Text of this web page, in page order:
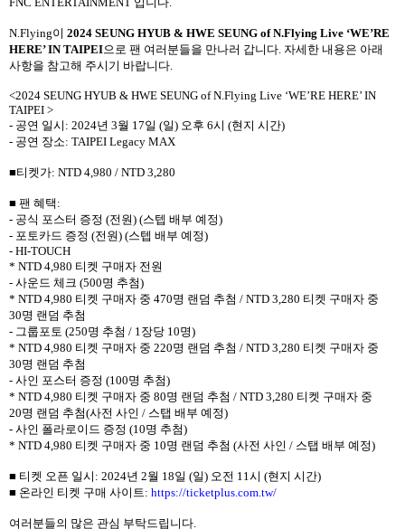
N.Flying이 2024 SEUNG HYUB & HWE SEUNG of N.Flying Live ‘WE’RE
HERE’ IN TAIPEI으로 팬 여러분들을 만나러 갑니다. 자세한 내용은 아래
사항을 참고해 주시기 바랍니다.
<2024 SEUNG HYUB & HWE SEUNG of N.Flying Live ‘WE’RE HERE’ IN
TAIPEI >
- 공연 일시 : 2024년 3월 17일 (일) 오후 6시 (현지 시간)
- 공연 장소: TAIPEI Legacy MAX
■티켓가: NTD 4,980 / NTD 3,280
■ 팬 혜택 :
- 공식 포스터 증정 (전원) (스텝 배부 예정)
- 포토카드 증정 (전원) (스텝 배부 예정)
- HI-TOUCH
* NTD 4,980 티켓 구매자 전원
- 사운드 체크 (500명 추첨)
* NTD 4,980 티켓 구매자 중 470명 랜덤 추첨 / NTD 3,280 티켓 구매자 중
30명 랜덤 추첨
- 그룹포토 (250명 추첨 / 1장당 10명)
* NTD 4,980 티켓 구매자 중 220명 랜덤 추첨 / NTD 3,280 티켓 구매자 중
30명 랜덤 추첨
- 사인 포스터 증정 (100명 추첨)
* NTD 4,980 티켓 구매자 중 80명 랜덤 추첨 / NTD 3,280 티켓 구매자 중
20명 랜덤 추첨(사전 사인 / 스탭 배부 예정)
- 사인 폴라로이드 증정 (10명 추첨)
* NTD 4,980 티켓 구매자 중 10명 랜덤 추첨 (사전 사인 / 스탭 배부 예정)
■ 티켓 오픈 일시 : 2024년 2월 18일 (일) 오전 11시 (현지 시간)
■ 온라인 티켓 구매 사이트: https://ticketplus.com.tw/
여러분들의 많은 관심 부탁드립니다.